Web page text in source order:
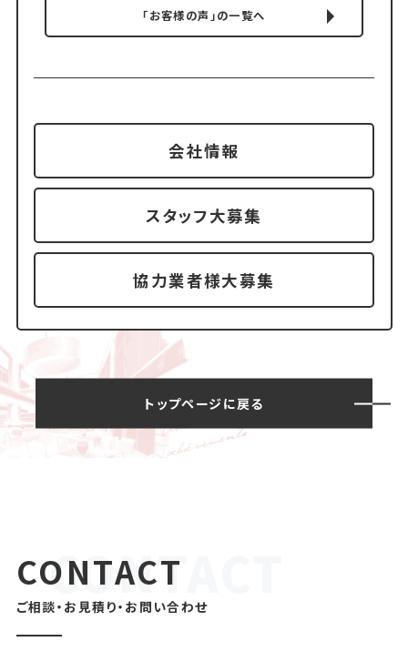
「お客様の声」の一覧へ
会社情報
スタッフ大募集
協力業者様大募集
トップページに戻る
CONTACT
ご相談・お見積り・お問い合わせ